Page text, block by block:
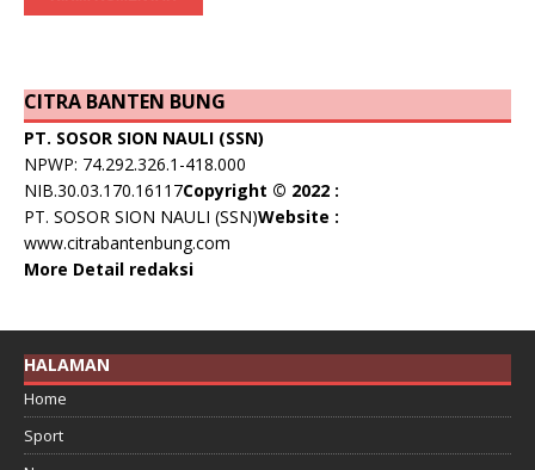
CITRA BANTEN BUNG
PT. SOSOR SION NAULI (SSN)
NPWP: 74.292.326.1-418.000
NIB.30.03.170.16117Copyright © 2022 :
PT. SOSOR SION NAULI (SSN)Website :
www.citrabantenbung.com
More Detail redaksi
HALAMAN
Home
Sport